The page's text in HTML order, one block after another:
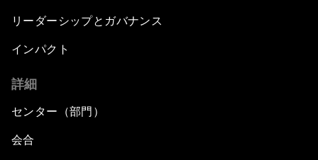
リーダーシップとガバナンス
インパクト
詳細
センター（部門）
会合